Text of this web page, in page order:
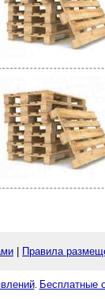
Правила
. Бесплатные